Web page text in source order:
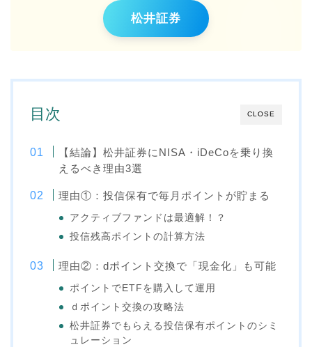
松井証券
CLOSE
目次
【結論】松井証券にNISA・iDeCoを乗り換
えるべき理由3選
理由①：投信保有で毎月ポイントが貯まる
アクティブファンドは最適解！？
投信残高ポイントの計算方法
理由②：dポイント交換で「現金化」も可能
ポイントでETFを購入して運用
ｄポイント交換の攻略法
松井証券でもらえる投信保有ポイントのシミ
ュレーション